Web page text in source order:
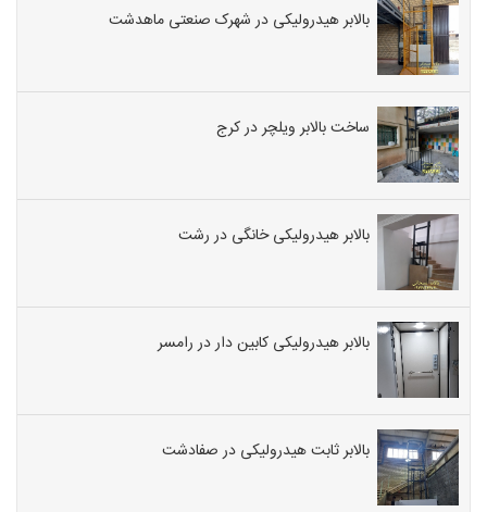
بالابر هیدرولیکی در شهرک صنعتی ماهدشت
ساخت بالابر ویلچر در کرج
بالابر هیدرولیکی خانگی در رشت
بالابر هیدرولیکی کابین دار در رامسر
بالابر ثابت هیدرولیکی در صفادشت